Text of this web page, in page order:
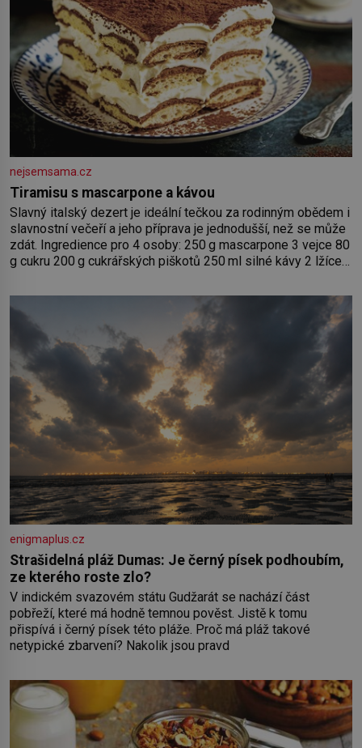
nejsemsama.cz
Tiramisu s mascarpone a kávou
Slavný italský dezert je ideální tečkou za rodinným obědem i
slavnostní večeří a jeho příprava je jednodušší, než se může
zdát. Ingredience pro 4 osoby: 250 g mascarpone 3 vejce 80
g cukru 200 g cukrářských piškotů 250 ml silné kávy 2 lžíce
bílků. Žloutky vyšlehejte s cukrem do světlé pěny a postupně
do nich vmíchejte mascarpone, aby vznikl hladký
enigmaplus.cz
Strašidelná pláž Dumas: Je černý písek podhoubím,
ze kterého roste zlo?
V indickém svazovém státu Gudžarát se nachází část
pobřeží, které má hodně temnou pověst. Jistě k tomu
přispívá i černý písek této pláže. Proč má pláž takové
netypické zbarvení? Nakolik jsou pravd